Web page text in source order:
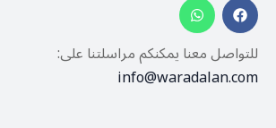
للتواصل معنا يمكنكم مراسلتنا على:
info@waradalan.com